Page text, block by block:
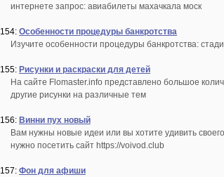
интернете запрос: авиабилеты махачкала моск
154: Особенности процедуры банкротства
Изучите особенности процедуры банкротства:
155: Рисунки и раскраски для детей
На сайте Flomaster.info представлено большое
другие рисунки на различные тем
156: Винни пух новый
Вам нужны новые идеи или вы хотите удивить
нужно посетить сайт https://voivod.club
157: Фон для афиши